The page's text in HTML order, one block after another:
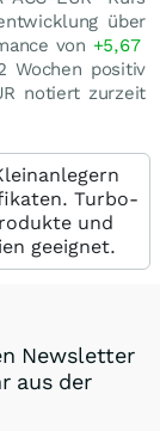
über
von +5,67
Wochen positiv
notiert zurzeit
Turbo-
und
geeignet.
Newsletter
aus der